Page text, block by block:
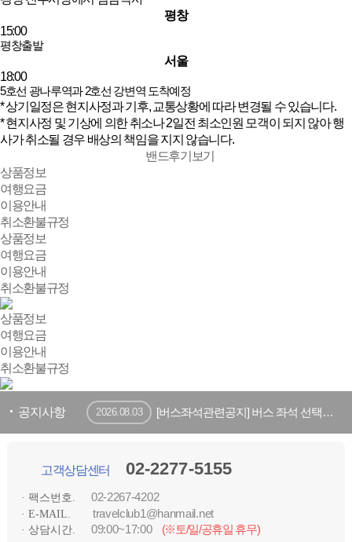
평창
15:00
평창출발
서울
18:00
5호선 광나루역과 2호선 강변역 도착예정
* 상기일정은 현지사정과 기후, 교통상황에 따라 변경될 수 있습니다.
* 현지사정 및 기상에 의한 취소나 2일전 최소인원 모객이 되지 않아 행
사가 취소될 경우 배상의 책임을 지지 않습니다.
밴드후기보기
상품정보
여행요금
이용안내
취소환불규정
상품정보
여행요금
이용안내
취소환불규정
상품정보
여행요금
이용안내
취소환불규정
공지사항 2026.08.03 [버스좌석관련공지] 버스 좌석 선택방법 및 공지사항
고객상담센터 02-2277-5155
· 팩스번호. 02-2267-4202
· E-MAIL. travelclub1@hanmail.net
· 상담시간. 09:00~17:00 (※토/일/공휴일 휴무)